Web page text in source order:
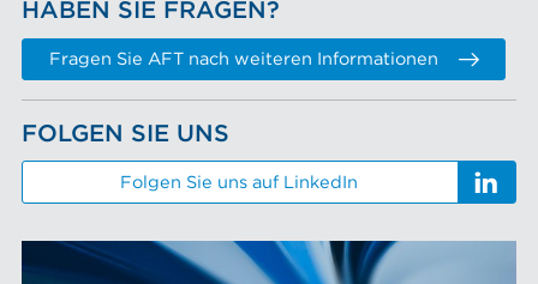
HABEN SIE FRAGEN?
Fragen Sie AFT nach weiteren Informationen
FOLGEN SIE UNS
Folgen Sie uns auf LinkedIn